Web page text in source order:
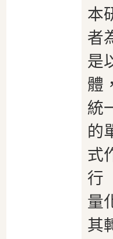
本
者
是
體
統
的
式
行
量
其